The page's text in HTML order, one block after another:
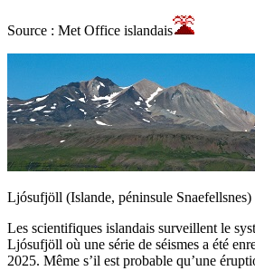
Source : Met Office islandais
Ljósufjöll (Islande, péninsule Snaefellsnes)
Les scientifiques islandais surveillent le
Ljósufjöll où une série de séismes a été
2025. Même s’il est probable qu’une